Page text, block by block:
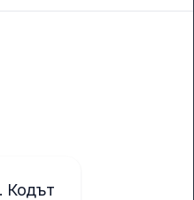
Кодът